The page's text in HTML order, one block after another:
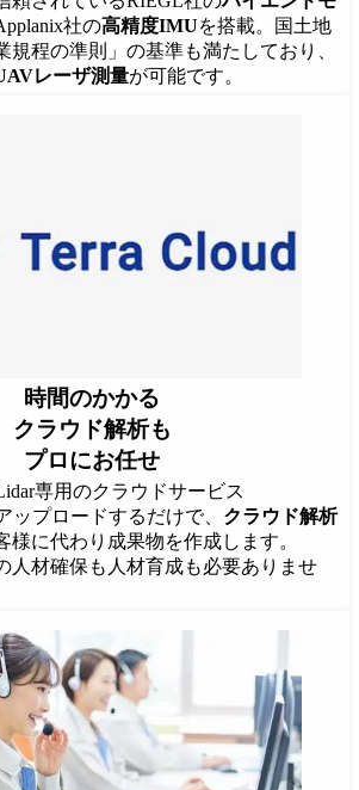
社の高精度IMUを搭載。国土地
規程の準則」の基準も満たしており、
レーザ測量が可能です。
時間のかかる
クラウド解析も
プロにお任せ
専用のクラウドサービス
ップロードするだけで、 クラウド解析
様に代わり成果物を作成します。
人材確保も人材育成も必要ありませ